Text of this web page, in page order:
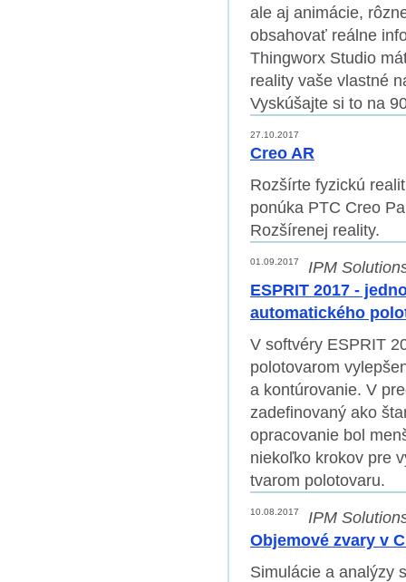
ale aj animácie,
obsahovať reálne
Thingworx Studio
reality vaše vlastné
Vyskúšajte si to na
27.10.2017
Creo AR
Rozšírte fyzickú
ponúka PTC Creo
Rozšírenej reality.
01.09.2017
IPM
ESPRIT 2017 -
automatického
V softvéry ESPRIT
polotovarom
a kontúrovanie. V
zadefinovaný ako
opracovanie bol
niekoľko krokov pre
tvarom polotovaru.
10.08.2017
IPM
Objemové zvary v
Simulácie a analýzy